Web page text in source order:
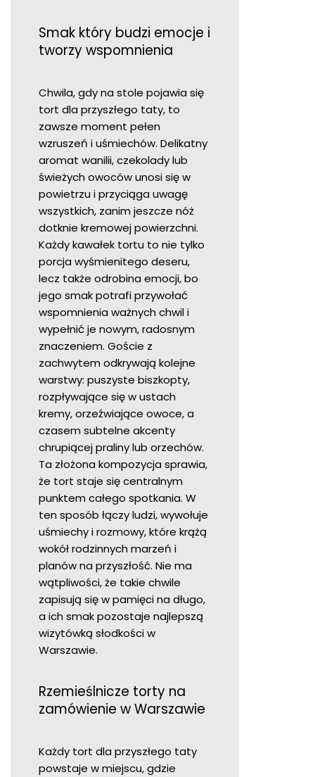
Smak który budzi emocje i
tworzy wspomnienia
Chwila, gdy na stole pojawia się
tort dla przyszłego taty, to
zawsze moment pełen
wzruszeń i uśmiechów. Delikatny
aromat wanilii, czekolady lub
świeżych owoców unosi się w
powietrzu i przyciąga uwagę
wszystkich, zanim jeszcze nóż
dotknie kremowej powierzchni.
Każdy kawałek tortu to nie tylko
porcja wyśmienitego deseru,
lecz także odrobina emocji, bo
jego smak potrafi przywołać
wspomnienia ważnych chwil i
wypełnić je nowym, radosnym
znaczeniem. Goście z
zachwytem odkrywają kolejne
warstwy: puszyste biszkopty,
rozpływające się w ustach
kremy, orzeźwiające owoce, a
czasem subtelne akcenty
chrupiącej praliny lub orzechów.
Ta złożona kompozycja sprawia,
że tort staje się centralnym
punktem całego spotkania. W
ten sposób łączy ludzi, wywołuje
uśmiechy i rozmowy, które krążą
wokół rodzinnych marzeń i
planów na przyszłość. Nie ma
wątpliwości, że takie chwile
zapisują się w pamięci na długo,
a ich smak pozostaje najlepszą
wizytówką słodkości w
Warszawie.
Rzemieślnicze torty na
zamówienie w Warszawie
Każdy tort dla przyszłego taty
powstaje w miejscu, gdzie